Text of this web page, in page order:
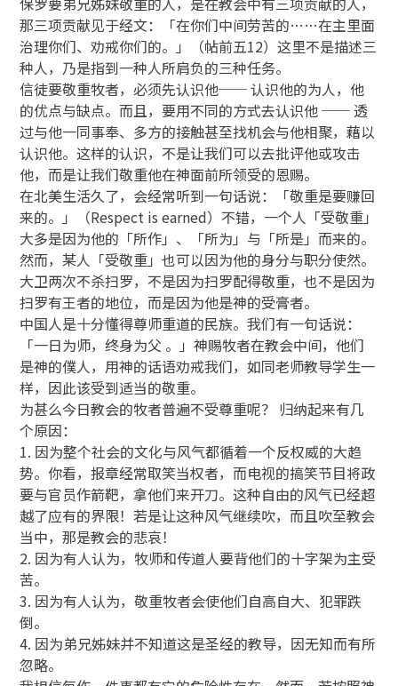
那三项贡献见于经文：「在你们中间劳苦的……在主里面
治理你们、劝戒你们的。」（帖前五12）这里不是描述三
种人，乃是指到一种人所肩负的三种任务。
信徒要敬重牧者，必须先认识他── 认识他的为人，他
的优点与缺点。而且，要用不同的方式去认识他 ── 透
过与他一同事奉、多方的接触甚至找机会与他相聚，藉以
认识他。这样的认识，不是让我们可以去批评他或攻击
他，而是让我们敬重他在神面前所领受的恩赐。
在北美生活久了，会经常听到一句话说：「敬重是要赚回
来的。」（Respect is earned）不错，一个人「受敬重」
大多是因为他的「所作」、「所为」与「所是」而来的。
然而，某人「受敬重」也可以因为他的身分与职分使然。
大卫两次不杀扫罗，不是因为扫罗配得敬重，也不是因为
扫罗有王者的地位，而是因为他是神的受膏者。
中国人是十分懂得尊师重道的民族。我们有一句话说：
「一日为师，终身为父 。」神赐牧者在教会中间，他们
是神的僕人，用神的话语劝戒我们，如同老师教导学生一
样，因此该受到适当的敬重。
为甚么今日教会的牧者普遍不受尊重呢？ 归纳起来有几
个原因：
1. 因为整个社会的文化与风气都循着一个反权威的大趋
势。你看，报章经常取笑当权者，而电视的搞笑节目将政
要与官员作箭靶，拿他们来开刀。这种自由的风气已经超
越了应有的界限！若是让这种风气继续吹，而且吹至教会
当中，那是教会的悲哀！
2. 因为有人认为，牧师和传道人要背他们的十字架为主受
苦。
3. 因为有人认为，敬重牧者会使他们自高自大、犯罪跌
倒。
4. 因为弟兄姊妹并不知道这是圣经的教导，因无知而有所
忽略。